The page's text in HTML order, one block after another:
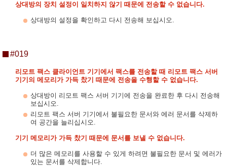
상대방의 장치 설정이 일치하지 않기 때문에 전송할 수 없습니다.
상대방의 설정을 확인하고 다시 전송해 보십시오.
#019
리모트 팩스 클라이언트 기기에서 팩스를 전송할 때 리모트 팩스 서버
기기의 메모리가 가득 찼기 때문에 전송을 수행할 수 없습니다.
상대방이 리모트 팩스 서버 기기에 전송을 완료한 후 다시 전송해
보십시오.
리모트 팩스 서버 기기에서 불필요한 문서와 에러 문서를 삭제하
여 공간을 늘리십시오.
기기 메모리가 가득 찼기 때문에 문서를 보낼 수 없습니다.
더 많은 메모리를 사용할 수 있게 하려면 불필요한 문서 및 에러가
있는 문서를 삭제합니다.